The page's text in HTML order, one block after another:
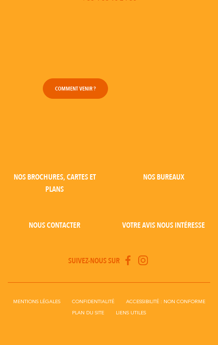
COMMENT VENIR ?
NOS BROCHURES, CARTES ET
PLANS
NOS BUREAUX
NOUS CONTACTER VOTRE AVIS NOUS INTÉRESSE
SUIVEZ-NOUS SUR
MENTIONS LÉGALES CONFIDENTIALITÉ ACCESSIBILITÉ : NON CONFORME
PLAN DU SITE LIENS UTILES